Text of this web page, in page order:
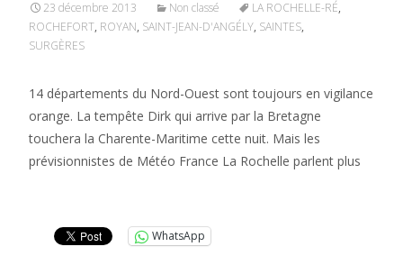
23 décembre 2013 Non classé LA ROCHELLE-RÉ,
ROCHEFORT, ROYAN, SAINT-JEAN-D'ANGÉLY, SAINTES,
SURGÈRES
14 départements du Nord-Ouest sont toujours en vigilance
orange. La tempête Dirk qui arrive par la Bretagne
touchera la Charente-Maritime cette nuit. Mais les
prévisionnistes de Météo France La Rochelle parlent plus
WhatsApp